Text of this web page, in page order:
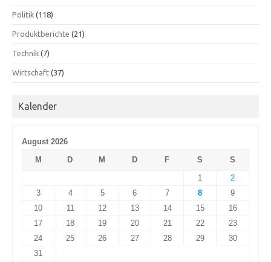
Politik (118)
Produktberichte (21)
Technik (7)
Wirtschaft (37)
Kalender
August 2026
M
D M D F S
S
1
2
3
4 5 6 7 8
9
10
11 12 13 14 15
16
17
18 19 20 21 22
23
24
25 26 27 28 29
30
31